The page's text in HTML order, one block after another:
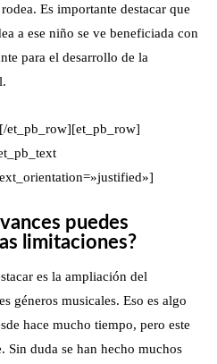
Es importante destacar que
a ese niño se ve beneficiada con
para el desarrollo de la
et_pb_row][et_pb_row]
puedes
limitaciones?
es la ampliación del
géneros musicales. Eso es algo
hace mucho tiempo, pero este
Sin duda se han hecho muchos